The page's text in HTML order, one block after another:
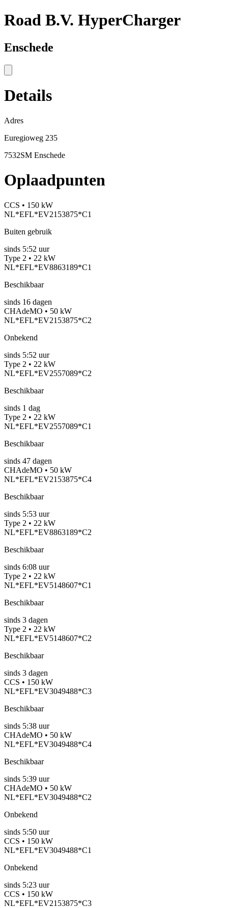
Road B.V. HyperCharger
Enschede
Details
Adres
Euregioweg 235
7532SM Enschede
Oplaadpunten
CCS • 150 kW
NL*EFL*EV2153875*C1
Buiten gebruik
sinds 5:52 uur
Type 2 • 22 kW
NL*EFL*EV8863189*C1
Beschikbaar
sinds 16 dagen
CHAdeMO • 50 kW
NL*EFL*EV2153875*C2
Onbekend
sinds 5:52 uur
Type 2 • 22 kW
NL*EFL*EV2557089*C2
Beschikbaar
sinds 1 dag
Type 2 • 22 kW
NL*EFL*EV2557089*C1
Beschikbaar
sinds 47 dagen
CHAdeMO • 50 kW
NL*EFL*EV2153875*C4
Beschikbaar
sinds 5:53 uur
Type 2 • 22 kW
NL*EFL*EV8863189*C2
Beschikbaar
sinds 6:08 uur
Type 2 • 22 kW
NL*EFL*EV5148607*C1
Beschikbaar
sinds 3 dagen
Type 2 • 22 kW
NL*EFL*EV5148607*C2
Beschikbaar
sinds 3 dagen
CCS • 150 kW
NL*EFL*EV3049488*C3
Beschikbaar
sinds 5:38 uur
CHAdeMO • 50 kW
NL*EFL*EV3049488*C4
Beschikbaar
sinds 5:39 uur
CHAdeMO • 50 kW
NL*EFL*EV3049488*C2
Onbekend
sinds 5:50 uur
CCS • 150 kW
NL*EFL*EV3049488*C1
Onbekend
sinds 5:23 uur
CCS • 150 kW
NL*EFL*EV2153875*C3